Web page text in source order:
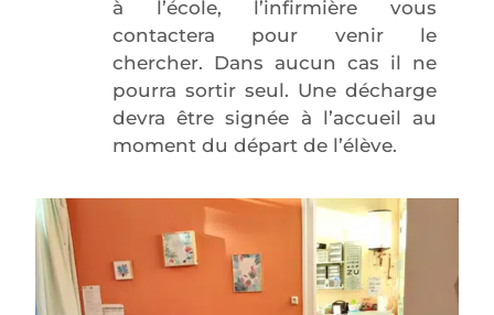
à l’école, l’infirmière vous
contactera pour venir le
chercher. Dans aucun cas il ne
pourra sortir seul. Une décharge
devra être signée à l’accueil au
moment du départ de l’élève.